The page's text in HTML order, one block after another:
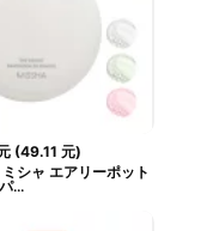
(49.11 元)
ミシャ エアリーポット
...